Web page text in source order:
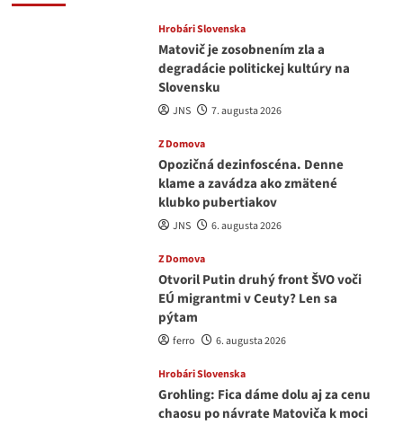
Hrobári Slovenska
Matovič je zosobnením zla a
degradácie politickej kultúry na
Slovensku
JNS 7. augusta 2026
Z Domova
Opozičná dezinfoscéna. Denne
klame a zavádza ako zmätené
klubko pubertiakov
JNS 6. augusta 2026
Z Domova
Otvoril Putin druhý front ŠVO voči
EÚ migrantmi v Ceuty? Len sa
pýtam
ferro 6. augusta 2026
Hrobári Slovenska
Grohling: Fica dáme dolu aj za cenu
chaosu po návrate Matoviča k moci